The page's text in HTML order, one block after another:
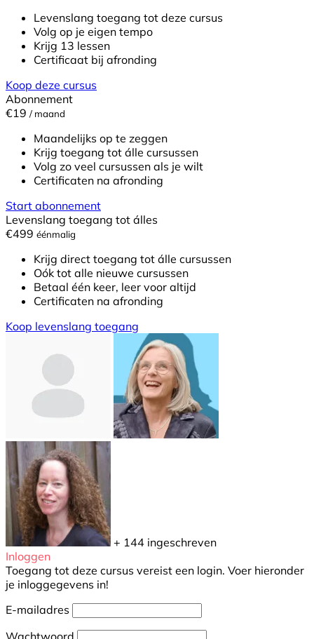
Levenslang toegang tot deze cursus
Volg op je eigen tempo
Krijg 13 lessen
Certificaat bij afronding
Koop deze cursus
Abonnement
€19 / maand
Maandelijks op te zeggen
Krijg toegang tot álle cursussen
Volg zo veel cursussen als je wilt
Certificaten na afronding
Start abonnement
Levenslang toegang tot álles
€499 éénmalig
Krijg direct toegang tot álle cursussen
Oók tot alle nieuwe cursussen
Betaal één keer, leer voor altijd
Certificaten na afronding
Koop levenslang toegang
+ 144 ingeschreven
Inloggen
Toegang tot deze cursus vereist een login. Voer hieronder
je inloggegevens in!
E-mailadres
Wachtwoord